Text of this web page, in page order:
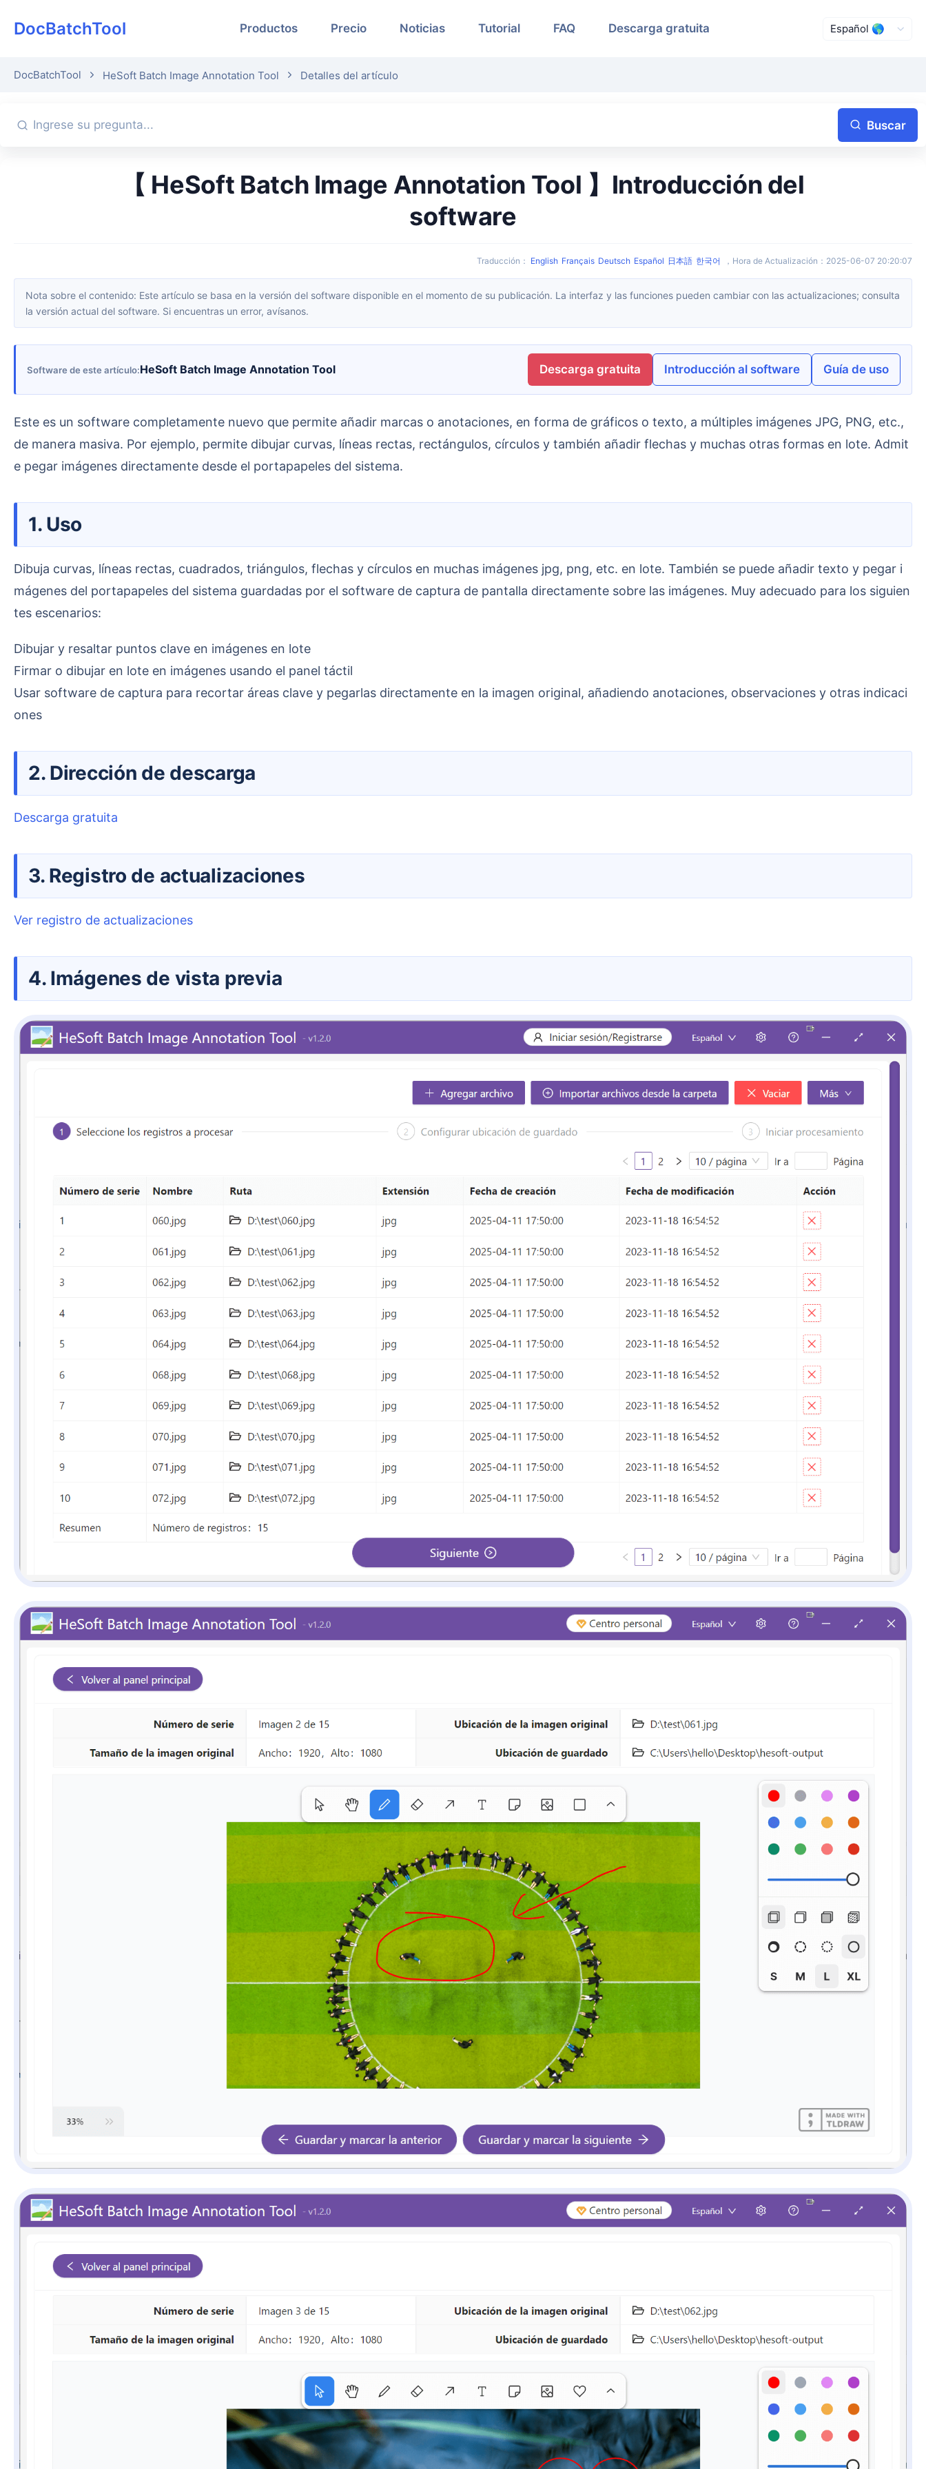
DocBatchTool Productos Precio Noticias Tutorial FAQ Descarga gratuita
DocBatchTool HeSoft Batch Image Annotation Tool Detalles del artículo
Buscar
【 HeSoft Batch Image Annotation Tool 】Introducción del
software
Traducción ： English Français Deutsch Español 日本語 한국어 ， Hora de Actualización ： 2025-06-07 20:20:07
Nota sobre el contenido: Este artículo se basa en la versión del software disponible en el momento de su publicación. La interfaz y las funciones pueden cambiar con las actualizaciones; consulta
la versión actual del software. Si encuentras un error, avísanos.
Software de este artículo HeSoft Batch Image Annotation Tool Descarga gratuita Introducción al software Guía de uso
Este es un software completamente nuevo que permite añadir marcas o anotaciones, en forma de gráficos o texto, a múltiples imágenes JPG, PNG, etc.,
de manera masiva. Por ejemplo, permite dibujar curvas, líneas rectas, rectángulos, círculos y también añadir flechas y muchas otras formas en lote. Admit
e pegar imágenes directamente desde el portapapeles del sistema.
1. Uso
Dibuja curvas, líneas rectas, cuadrados, triángulos, flechas y círculos en muchas imágenes jpg, png, etc. en lote. También se puede añadir texto y pegar i
mágenes del portapapeles del sistema guardadas por el software de captura de pantalla directamente sobre las imágenes. Muy adecuado para los siguien
tes escenarios:
Dibujar y resaltar puntos clave en imágenes en lote
Firmar o dibujar en lote en imágenes usando el panel táctil
Usar software de captura para recortar áreas clave y pegarlas directamente en la imagen original, añadiendo anotaciones, observaciones y otras indicaci
ones
2. Dirección de descarga
Descarga gratuita
3. Registro de actualizaciones
Ver registro de actualizaciones
4. Imágenes de vista previa